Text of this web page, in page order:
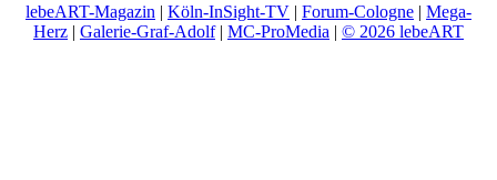
lebeART-Magazin | Köln-InSight-TV | Forum-Cologne | Mega-
Herz | Galerie-Graf-Adolf| MC-ProMedia | © 2026 lebeART